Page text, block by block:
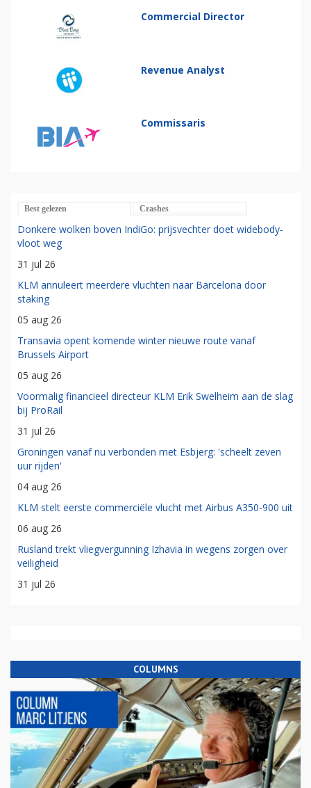
Commercial Director
Revenue Analyst
Commissaris
Best gelezen Crashes
Donkere wolken boven IndiGo: prijsvechter doet widebody-
vloot weg
31 jul 26
KLM annuleert meerdere vluchten naar Barcelona door
staking
05 aug 26
Transavia opent komende winter nieuwe route vanaf
Brussels Airport
05 aug 26
Voormalig financieel directeur KLM Erik Swelheim aan de slag
bij ProRail
31 jul 26
Groningen vanaf nu verbonden met Esbjerg: 'scheelt zeven
uur rijden'
04 aug 26
KLM stelt eerste commerciële vlucht met Airbus A350-900 uit
06 aug 26
Rusland trekt vliegvergunning Izhavia in wegens zorgen over
veiligheid
31 jul 26
COLUMNS